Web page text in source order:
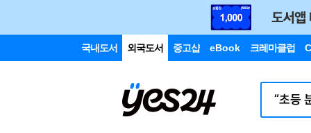
국내도서 외국도서 중고샵 eBook 크레마클럽